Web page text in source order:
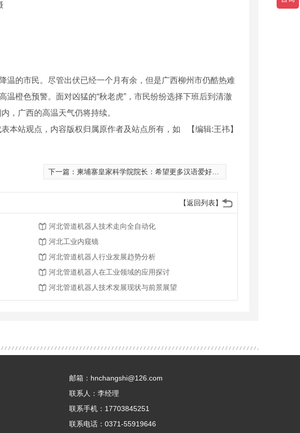
的市民。尽管出伏已经一个月有余，但是广西柳州市仍酷热难
橙色预警。面对凶猛的“秋老虎”，市民纷纷选择下班后到清澈
，广西的高温天气仍将持续。
【编辑:王祎】
本站观点，内容版权归属原作者及站点所有，如
下一篇： 柬埔寨皇家科学院院长：希望更多汉语爱好者加入孔院大家庭
【返回列表】
河北管道机器人技术走向全自动化
河北工业内窥镜
河北管道机器人行业发展趋势分析
河北管道机器人在工业领域的应用探讨
河北管道机器人技术发展现状与前景展望
邮箱：hnchangshi@126.com
联系人：李经理
联系手机：17703845251
联系电话：0371-55919646